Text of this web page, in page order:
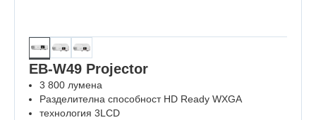
EB-W49 Projector
3 800 лумена
Разделителна способност HD Ready WXGA
технология 3LCD